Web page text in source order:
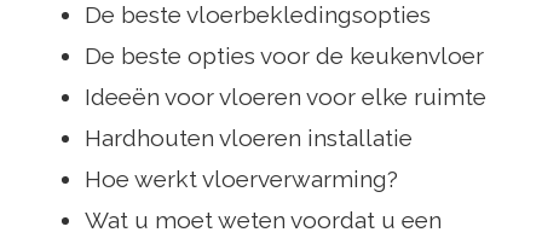
De beste vloerbekledingsopties
De beste opties voor de keukenvloer
Ideeën voor vloeren voor elke ruimte
Hardhouten vloeren installatie
Hoe werkt vloerverwarming?
Wat u moet weten voordat u een